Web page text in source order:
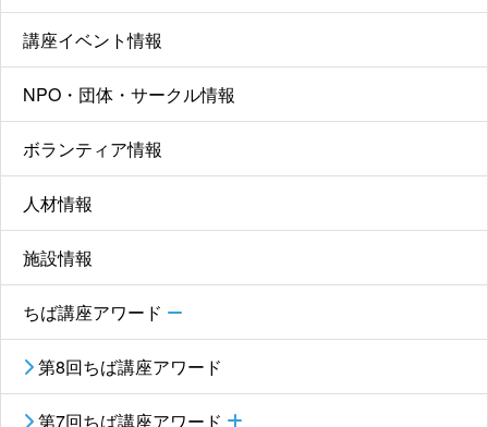
講座イベント情報
NPO・団体・サークル情報
ボランティア情報
人材情報
施設情報
ちば講座アワード
第8回ちば講座アワード
第7回ちば講座アワード